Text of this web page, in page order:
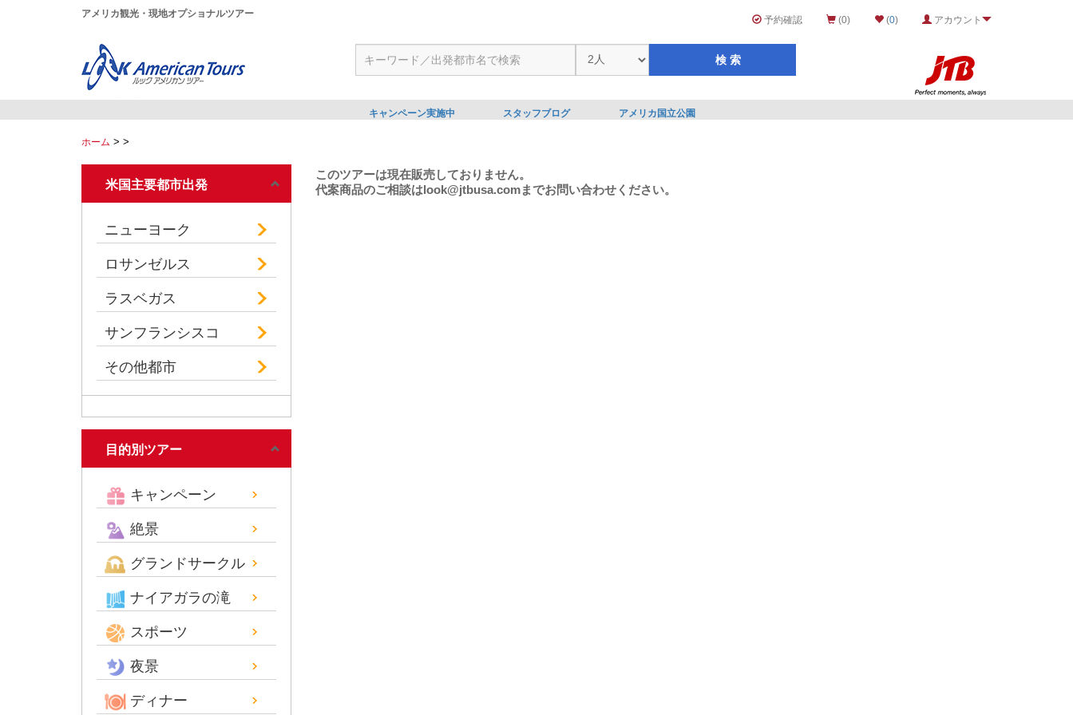
アメリカ観光・現地オプショナルツアー
予約確認 (0) (0) アカウント
キャンペーン実施中 スタッフブログ アメリカ国立公園
ホーム > >
米国主要都市出発
ニューヨーク
ロサンゼルス
ラスベガス
サンフランシスコ
その他都市
目的別ツアー
キャンペーン
絶景
グランドサークル
ナイアガラの滝
スポーツ
夜景
ディナー
このツアーは現在販売しておりません。
代案商品のご相談はlook@jtbusa.comまでお問い合わせください。